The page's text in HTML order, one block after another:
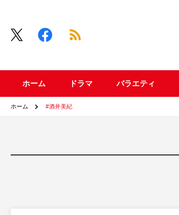
ホーム ドラマ バラエティ
ホーム #酒井美紀